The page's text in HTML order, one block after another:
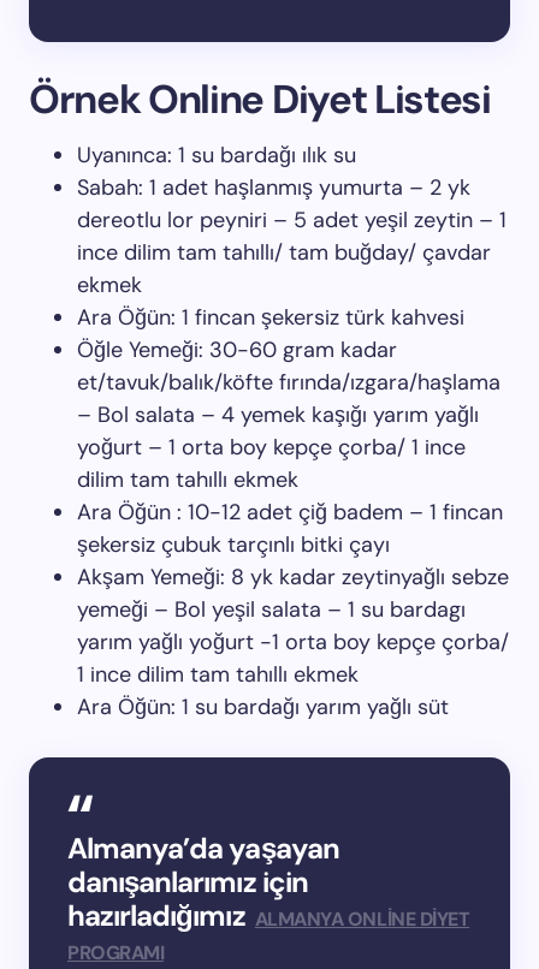
Örnek Online Diyet Listesi
Uyanınca: 1 su bardağı ılık su
Sabah: 1 adet haşlanmış yumurta – 2 yk
dereotlu lor peyniri – 5 adet yeşil zeytin – 1
ince dilim tam tahıllı/ tam buğday/ çavdar
ekmek
Ara Öğün: 1 fincan şekersiz türk kahvesi
Öğle Yemeği: 30-60 gram kadar
et/tavuk/balık/köfte fırında/ızgara/haşlama
– Bol salata – 4 yemek kaşığı yarım yağlı
yoğurt – 1 orta boy kepçe çorba/ 1 ince
dilim tam tahıllı ekmek
Ara Öğün : 10-12 adet çiğ badem – 1 fincan
şekersiz çubuk tarçınlı bitki çayı
Akşam Yemeği: 8 yk kadar zeytinyağlı sebze
yemeği – Bol yeşil salata – 1 su bardagı
yarım yağlı yoğurt -1 orta boy kepçe çorba/
1 ince dilim tam tahıllı ekmek
Ara Öğün: 1 su bardağı yarım yağlı süt
Almanya’da yaşayan
danışanlarımız için
hazırladığımız ALMANYA ONLİNE DİYET
PROGRAMI